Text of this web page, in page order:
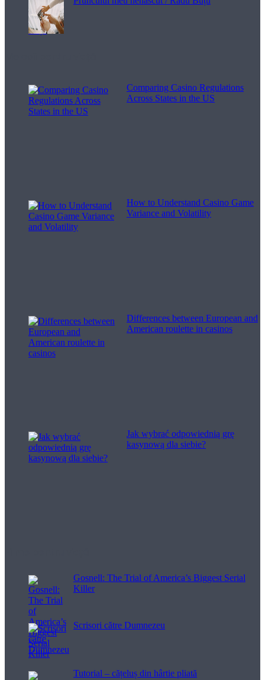
Comparing Casino Regulations
Across States in the US
How to Understand Casino Game
Variance and Volatility
Differences between European and
American roulette in casinos
Jak wybrać odpowiednią grę
kasynową dla siebie?
Gosnell: The Trial of America’s Biggest Serial
Killer
Scrisori către Dumnezeu
Tutorial – cățeluș din hârtie pliată